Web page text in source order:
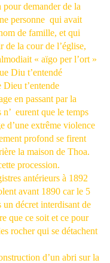
demander de la
personne qui avait
de famille, et qui
de la cour de l’église,
« aïgo per l’ort »
Diu t’entendé
t’entende
en passant par la
eurent que le temps
d’une extrême violence
profond se firent
la maison de Thoa.
procession.
antérieurs à 1892
avant 1890 car le 5
décret interdisant de
que ce soit et ce pour
rocher qui se détachent
d’un abri sur la